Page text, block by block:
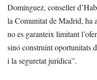
Domínguez, conseller
la Comunitat de Madrid, ha
no es garanteix limitant
sinó construint oportunitats
i la seguretat jurídica”.